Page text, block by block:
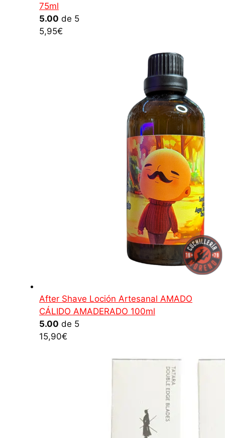
75ml
5.00 de 5
5,95€
After Shave Loción Artesanal AMADO
CÁLIDO AMADERADO 100ml
5.00 de 5
15,90€